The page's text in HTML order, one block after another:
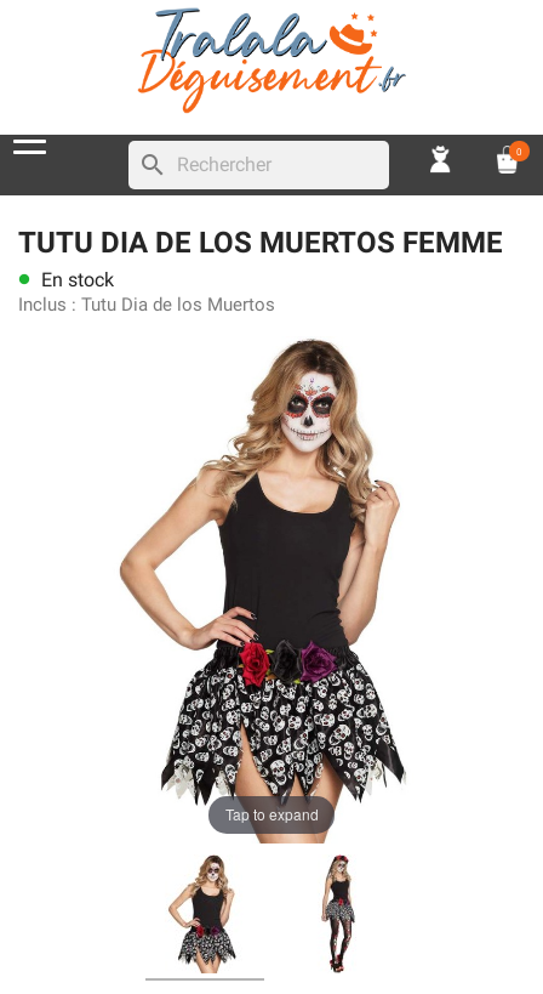
search 0
TUTU DIA DE LOS MUERTOS FEMME
lens En stock
Inclus : Tutu Dia de los Muertos
Tap to expand